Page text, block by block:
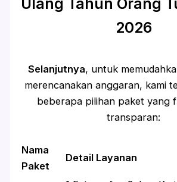
Ulang Tahun Orang
2026
Selanjutnya, untuk
merencanakan anggaran, kami
beberapa pilihan paket yang
transparan:
Nama
Paket
Detail Layanan